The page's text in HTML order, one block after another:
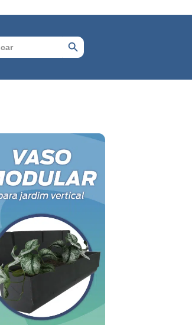
Search Button